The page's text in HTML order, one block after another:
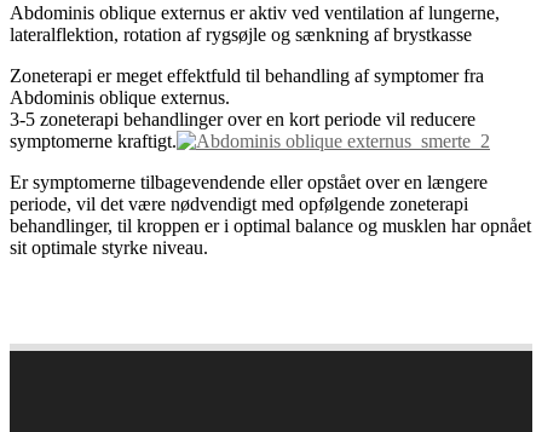
Abdominis oblique externus er aktiv ved ventilation af lungerne,
lateralflektion, rotation af rygsøjle og sænkning af brystkasse
Zoneterapi er meget effektfuld til behandling af symptomer fra
Abdominis oblique externus.
3-5 zoneterapi behandlinger over en kort periode vil reducere
symptomerne kraftigt.
Er symptomerne tilbagevendende eller opstået over en længere
periode, vil det være nødvendigt med opfølgende zoneterapi
behandlinger, til kroppen er i optimal balance og musklen har opnået
sit optimale styrke niveau.